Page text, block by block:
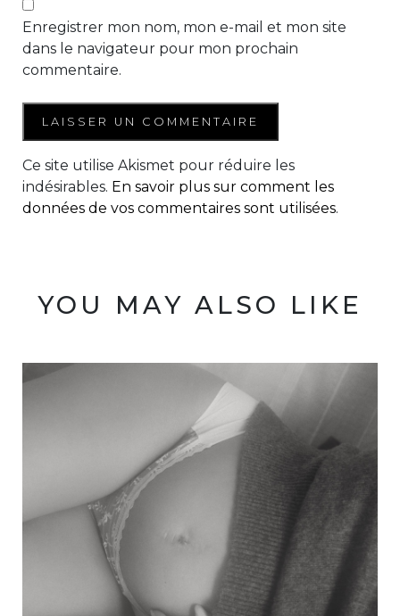
Enregistrer mon nom, mon e-mail et mon site
dans le navigateur pour mon prochain
commentaire.
Ce site utilise Akismet pour réduire les
indésirables. En savoir plus sur comment les
données de vos commentaires sont utilisées.
YOU MAY ALSO LIKE